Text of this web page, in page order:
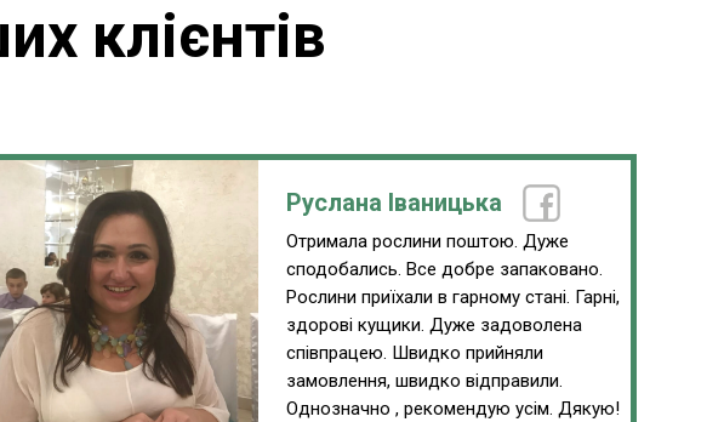
клієнтів
Руслана Іваницька
Отримала рослини поштою. Дуже
сподобались. Все добре запаковано.
Рослини приїхали в гарному стані. Гарні,
здорові кущики. Дуже задоволена
співпрацею. Швидко прийняли
замовлення, швидко відправили.
Однозначно , рекомендую усім. Дякую!